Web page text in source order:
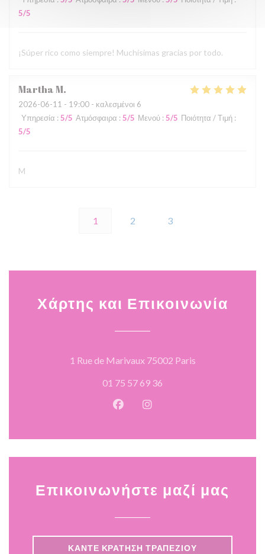
5/5
¡Súper rico como siempre! Muchísimas gracias por todo.
MarthaM
2026-06-11 - 19:00 - καλεσμένοι 6
Υπηρεσία : 5/5 Ατμόσφαιρα : 5/5 Μενού : 5/5 Ποιότητα / Τιμή :
5/5
M
1 2 3
Χάρτης και Επικοινωνία
1 Rue de Marivaux 75002 Paris((ανοίγει σε
01 75 57 69 36
Facebook ((ανοίγει σε νέο
Instagram ((ανοίγει σε
Επικοινωνήστε μαζί μας
ΚΆΝΤΕ ΚΡΆΤΗΣΗ ΤΡΑΠΕΖΙΟΎ